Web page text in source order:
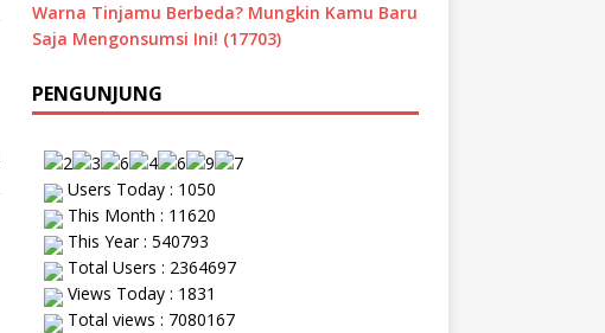
Warna Tinjamu Berbeda? Mungkin Kamu Baru
Saja Mengonsumsi Ini! (17703)
PENGUNJUNG
Users Today : 1050
This Month : 11620
This Year : 540793
Total Users : 2364697
Views Today : 1831
Total views : 7080167